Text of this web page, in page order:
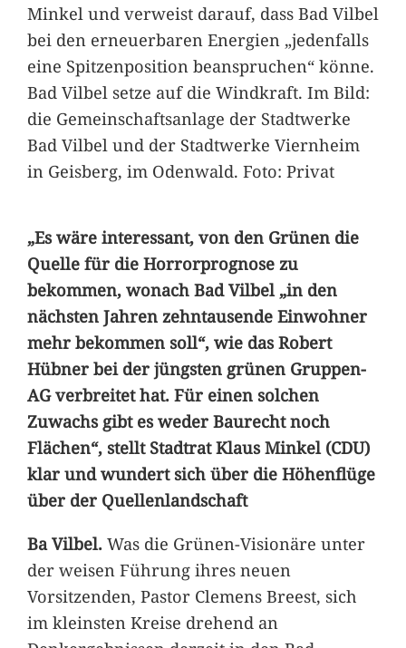
Minkel und verweist darauf, dass Bad Vilbel
bei den erneuerbaren Energien „jedenfalls
eine Spitzenposition beanspruchen“ könne.
Bad Vilbel setze auf die Windkraft. Im Bild:
die Gemeinschaftsanlage der Stadtwerke
Bad Vilbel und der Stadtwerke Viernheim
in Geisberg, im Odenwald. Foto: Privat
„Es wäre interessant, von den Grünen die
Quelle für die Horrorprognose zu
bekommen, wonach Bad Vilbel „in den
nächsten Jahren zehntausende Einwohner
mehr bekommen soll“, wie das Robert
Hübner bei der jüngsten grünen Gruppen-
AG verbreitet hat. Für einen solchen
Zuwachs gibt es weder Baurecht noch
Flächen“, stellt Stadtrat Klaus Minkel (CDU)
klar und wundert sich über die Höhenflüge
über der Quellenlandschaft
Ba Vilbel.Was die Grünen-Visionäre unter
der weisen Führung ihres neuen
Vorsitzenden, Pastor Clemens Breest, sich
im kleinsten Kreise drehend an